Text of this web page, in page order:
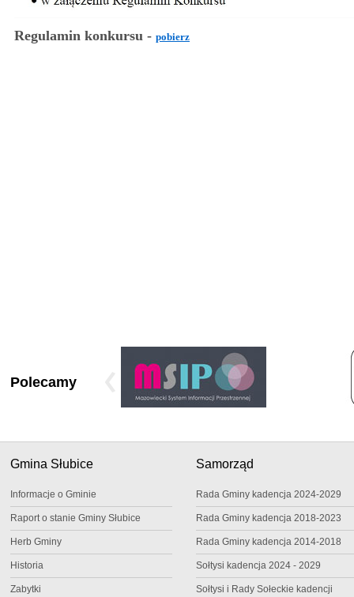
Regulamin konkursu - pobierz
Polecamy
Gmina Słubice
Informacje o Gminie
Raport o stanie Gminy Słubice
Herb Gminy
Historia
Zabytki
Samorząd
Rada Gminy kadencja 2024-2029
Rada Gminy kadencja 2018-2023
Rada Gminy kadencja 2014-2018
Sołtysi kadencja 2024 - 2029
Sołtysi i Rady Sołeckie kadencji